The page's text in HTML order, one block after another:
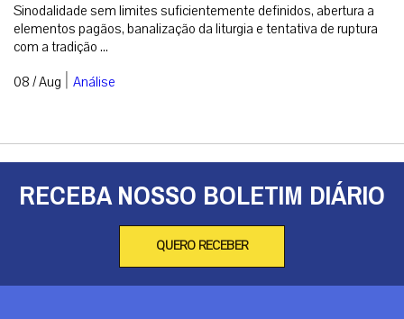
Sinodalidade sem limites suficientemente definidos, abertura a
elementos pagãos, banalização da liturgia e tentativa de ruptura
com a tradição ...
08 / Aug | Análise
RECEBA NOSSO BOLETIM DIÁRIO
QUERO RECEBER